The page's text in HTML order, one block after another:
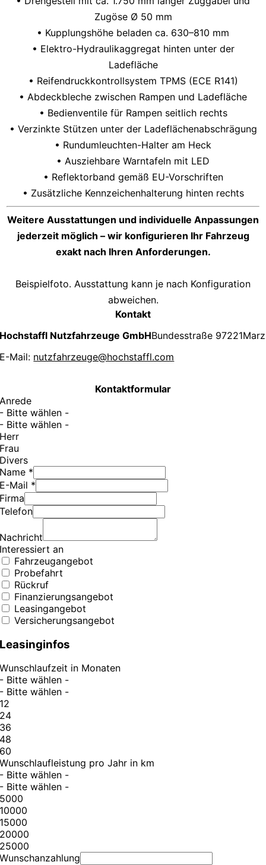
Zugöse Ø 50 mm
• Kupplungshöhe beladen ca. 630–810 mm
• Elektro-Hydraulikaggregat hinten unter der
Ladefläche
• Reifendruckkontrollsystem TPMS (ECE R141)
• Abdeckbleche zwischen Rampen und Ladefläche
• Bedienventile für Rampen seitlich rechts
• Verzinkte Stützen unter der Ladeflächenabschrägung
• Rundumleuchten-Halter am Heck
• Ausziehbare Warntafeln mit LED
• Reflektorband gemäß EU-Vorschriften
• Zusätzliche Kennzeichenhalterung hinten rechts
Weitere Ausstattungen und individuelle Anpassungen
jederzeit möglich – wir konfigurieren Ihr Fahrzeug
exakt nach Ihren Anforderungen.
Beispielfoto. Ausstattung kann je nach Konfiguration
abweichen.
Kontakt
Hochstaffl Nutzfahrzeuge GmbHBundesstraße 97221Marz
E-Mail: nutzfahrzeuge@hochstaffl.com
Kontaktformular
Anrede
- Bitte wählen -
- Bitte wählen -
Herr
Frau
Divers
Name *
E-Mail *
Firma
Telefon
Nachricht
Interessiert an
Fahrzeugangebot
Probefahrt
Rückruf
Finanzierungsangebot
Leasingangebot
Versicherungsangebot
Leasinginfos
Wunschlaufzeit in Monaten
- Bitte wählen -
- Bitte wählen -
12
24
36
48
60
Wunschlaufleistung pro Jahr in km
- Bitte wählen -
- Bitte wählen -
5000
10000
15000
20000
25000
Wunschanzahlung